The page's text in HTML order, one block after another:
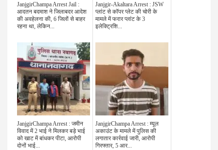
JanjgirChampa Arrest Jail :
आदतन बदमाश ने जिलाबदर आदेश
की अवहेलना की, 6 जिलों से बाहर
रहना था, लेकिन...
Janjgir-Akaltara Arrest : JSW
प्लांट से कॉपर प्लेट की चोरी के
मामले में फरार प्लांट के 3
इलेक्ट्रिशि...
JanjgirChampa Arrest : जमीन
विवाद में 2 भाई ने मिलकर बड़े भाई
को खाट में बांधकर पीटा, आरोपी
दोनों भाई...
JanjgirChampa Arrest : म्यूल
अकाउंट के मामले में पुलिस की
लगातार कार्रवाई जारी, आरोपी
गिरफ्तार, 5 आर...